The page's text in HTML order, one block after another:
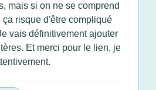
mais si on ne se comprend
risque d'être compliqué
vais définitivement ajouter
Et merci pour le lien, je